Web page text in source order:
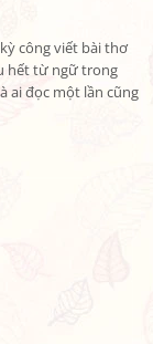
công viết bài thơ
hết từ ngữ trong
ai đọc một lần cũng